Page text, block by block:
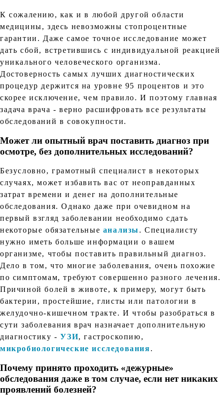
К сожалению, как и в любой другой области
медицины, здесь невозможны стопроцентные
гарантии. Даже самое точное исследование может
дать сбой, встретившись с индивидуальной реакцией
уникального человеческого организма.
Достоверность самых лучших диагностических
процедур держится на уровне 95 процентов и это
скорее исключение, чем правило. И поэтому главная
задача врача - верно расшифровать все результаты
обследований в совокупности.
Может ли опытный врач поставить диагноз при
осмотре, без дополнительных исследований?
Безусловно, грамотный специалист в некоторых
случаях, может избавить вас от неоправданных
затрат времени и денег на дополнительные
обследования. Однако даже при очевидном на
первый взгляд заболевании необходимо сдать
некоторые обязательные анализы . Специалисту
нужно иметь больше информации о вашем
организме, чтобы поставить правильный диагноз.
Дело в том, что многие заболевания, очень похожие
по симптомам, требуют совершенно разного лечения.
Причиной болей в животе, к примеру, могут быть
бактерии, простейшие, глисты или патологии в
желудочно-кишечном тракте. И чтобы разобраться в
сути заболевания врач назначает дополнительную
диагностику -УЗИ, гастроскопию,
микробиологические исследования.
Почему принято проходить «дежурные»
обследования даже в том случае, если нет никаких
проявлений болезней?